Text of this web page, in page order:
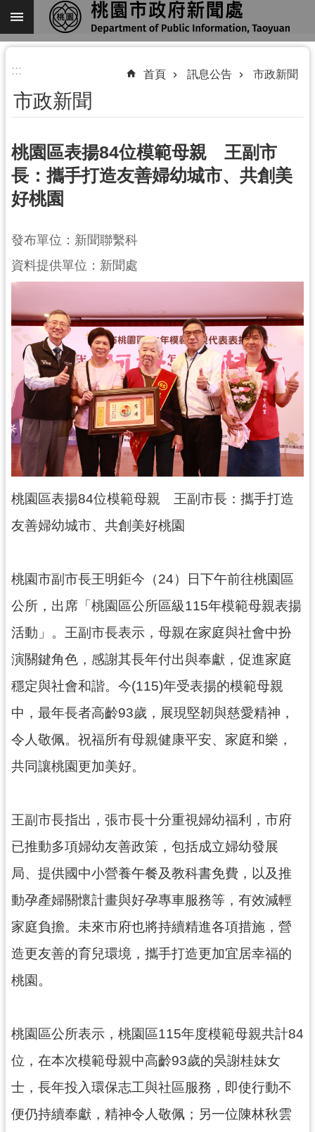
跳到主要內容區塊
進
搜
尋
關
於
們
機
關
訊
錄
業
務
資
訊
訊
息
公
告
便
民
政
府
資
公
開
回
首
導
市
政
信
常
見
問
園
市
府
入
口
::: 首頁 訊息公告 市政新聞
市政新聞
桃園區表揚84位模範母親 王副市
長：攜手打造友善婦幼城市、共創美
好桃園
發布單位：新聞聯繫科
資料提供單位：新聞處
桃園區表揚84位模範母親 王副市長：攜手打造
友善婦幼城市、共創美好桃園
桃園市副市長王明鉅今（24）日下午前往桃園區
公所，出席「桃園區公所區級115年模範母親表揚
活動」。王副市長表示，母親在家庭與社會中扮
演關鍵角色，感謝其長年付出與奉獻，促進家庭
穩定與社會和諧。今(115)年受表揚的模範母親
中，最年長者高齡93歲，展現堅韌與慈愛精神，
令人敬佩。祝福所有母親健康平安、家庭和樂，
共同讓桃園更加美好。
王副市長指出，張市長十分重視婦幼福利，市府
已推動多項婦幼友善政策，包括成立婦幼發展
局、提供國中小營養午餐及教科書免費，以及推
動孕產婦關懷計畫與好孕專車服務等，有效減輕
家庭負擔。未來市府也將持續精進各項措施，營
造更友善的育兒環境，攜手打造更加宜居幸福的
桃園。
桃園區公所表示，桃園區115年度模範母親共計84
位，在本次模範母親中高齡93歲的吳謝桂妹女
士，長年投入環保志工與社區服務，即使行動不
便仍持續奉獻，精神令人敬佩；另一位陳林秋雲